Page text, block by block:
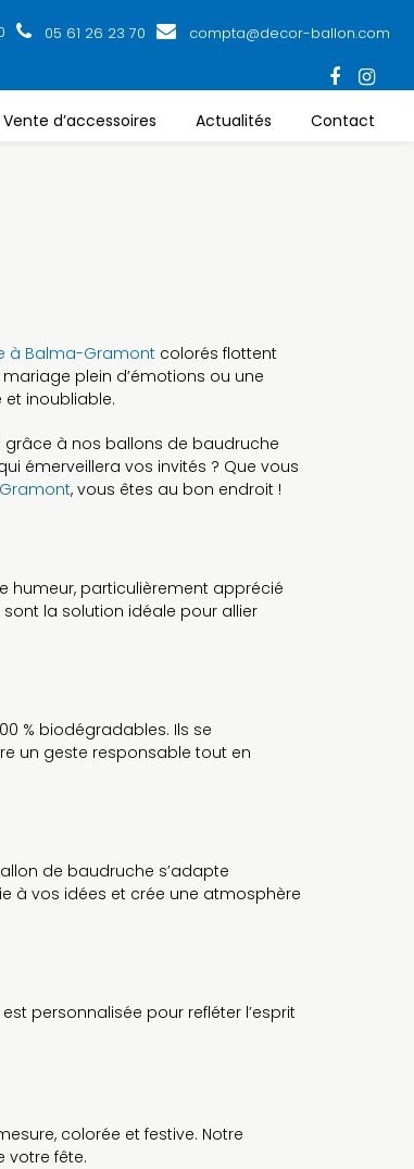
05 61 26 23 70 compta@decor-ballon.com
Vente d’accessoires Actualités Contact
à Balma-Gramont colorés flottent
plein d’émotions ou une
inoubliable.
à nos ballons de baudruche
émerveillera vos invités ? Que vous
, vous êtes au bon endroit !
humeur, particulièrement apprécié
la solution idéale pour allier
% biodégradables. Ils se
un geste responsable tout en
de baudruche s’adapte
à vos idées et crée une atmosphère
personnalisée pour refléter l’esprit
colorée et festive. Notre
votre fête.